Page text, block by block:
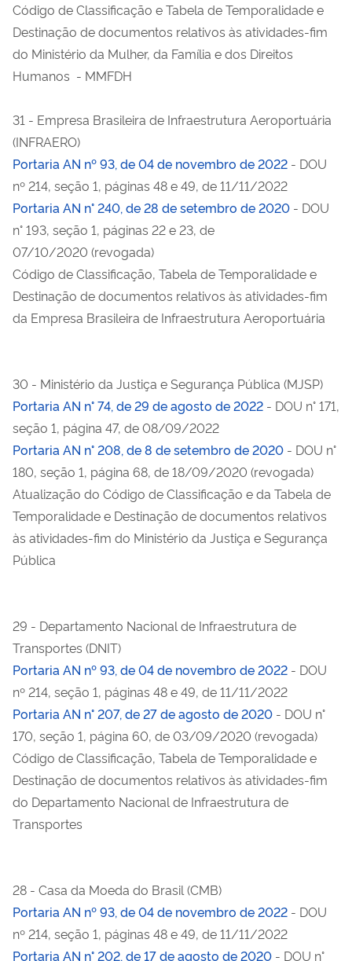
Código de Classificação e Tabela de Temporalidade e
Destinação de documentos relativos às atividades-fim
do Ministério da Mulher, da Família e dos Direitos
Humanos - MMFDH
31 - Empresa Brasileira de Infraestrutura Aeroportuária
(INFRAERO)
Portaria AN nº 93, de 04 de novembro de 2022 - DOU
nº 214, seção 1, páginas 48 e 49, de 11/11/2022
Portaria AN n° 240, de 28 de setembro de 2020 - DOU
n° 193, seção 1, páginas 22 e 23, de
07/10/2020 (revogada)
Código de Classificação, Tabela de Temporalidade e
Destinação de documentos relativos às atividades-fim
da Empresa Brasileira de Infraestrutura Aeroportuária
30 - Ministério da Justiça e Segurança Pública (MJSP)
Portaria AN n° 74, de 29 de agosto de 2022 - DOU n° 171,
seção 1, página 47, de 08/09/2022
Portaria AN n° 208, de 8 de setembro de 2020 - DOU n°
180, seção 1, página 68, de 18/09/2020 (revogada)
Atualização do Código de Classificação e da Tabela de
Temporalidade e Destinação de documentos relativos
às atividades-fim do Ministério da Justiça e Segurança
Pública
29 - Departamento Nacional de Infraestrutura de
Transportes (DNIT)
Portaria AN nº 93, de 04 de novembro de 2022 - DOU
nº 214, seção 1, páginas 48 e 49, de 11/11/2022
Portaria AN n° 207, de 27 de agosto de 2020 - DOU n°
170, seção 1, página 60, de 03/09/2020 (revogada)
Código de Classificação, Tabela de Temporalidade e
Destinação de documentos relativos às atividades-fim
do Departamento Nacional de Infraestrutura de
Transportes
28 - Casa da Moeda do Brasil (CMB)
Portaria AN nº 93, de 04 de novembro de 2022 - DOU
nº 214, seção 1, páginas 48 e 49, de 11/11/2022
Portaria AN n° 202, de 17 de agosto de 2020 - DOU n°